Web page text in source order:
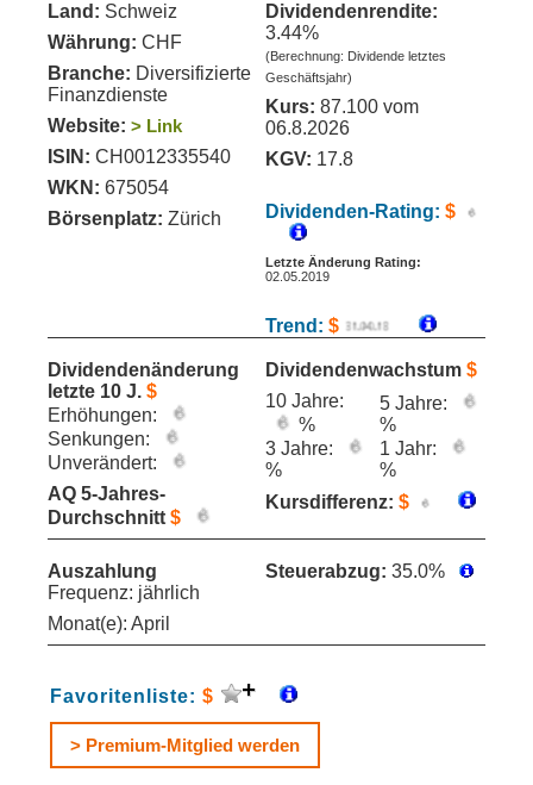
Land: Schweiz
Währung: CHF
Branche: Diversifizierte
Finanzdienste
Website: > Link
ISIN: CH0012335540
WKN: 675054
Börsenplatz: Zürich
Dividendenrendite:
3.44%
(Berechnung: Dividende letztes
Geschäftsjahr)
Kurs: 87.100 vom
06.8.2026
KGV: 17.8
Dividenden-Rating: $
Letzte Änderung Rating:
02.05.2019
Trend: $
Dividendenänderung
letzte 10 J. $
Erhöhungen:
Senkungen:
Unverändert:
AQ 5-Jahres-
Durchschnitt $
Dividendenwachstum $
10 Jahre:
%
5 Jahre:
%
3 Jahre:
%
1 Jahr:
%
Kursdifferenz: $
Auszahlung
Frequenz: jährlich
Monat(e): April
Steuerabzug: 35.0%
Favoritenliste: $
> Premium-Mitglied werden